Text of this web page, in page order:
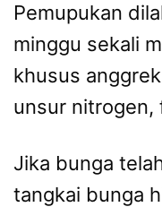
Pemupukan
minggu sekali
khusus
unsur nitrogen,
Jika bunga
tangkai bunga